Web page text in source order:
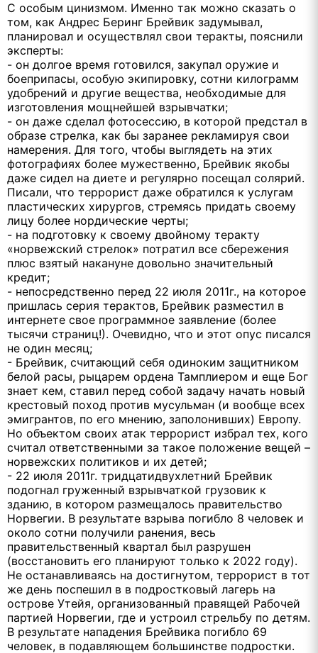
С особым цинизмом. Именно так можно сказать о
том, как Андрес Беринг Брейвик задумывал,
планировал и осуществлял свои теракты, пояснили
эксперты:
- он долгое время готовился, закупал оружие и
боеприпасы, особую экипировку, сотни килограмм
удобрений и другие вещества, необходимые для
изготовления мощнейшей взрывчатки;
- он даже сделал фотосессию, в которой предстал в
образе стрелка, как бы заранее рекламируя свои
намерения. Для того, чтобы выглядеть на этих
фотографиях более мужественно, Брейвик якобы
даже сидел на диете и регулярно посещал солярий.
Писали, что террорист даже обратился к услугам
пластических хирургов, стремясь придать своему
лицу более нордические черты;
- на подготовку к своему двойному теракту
«норвежский стрелок» потратил все сбережения
плюс взятый накануне довольно значительный
кредит;
- непосредственно перед 22 июля 2011г., на которое
пришлась серия терактов, Брейвик разместил в
интернете свое программное заявление (более
тысячи страниц!). Очевидно, что и этот опус писался
не один месяц;
- Брейвик, считающий себя одиноким защитником
белой расы, рыцарем ордена Тамплиером и еще Бог
знает кем, ставил перед собой задачу начать новый
крестовый поход против мусульман (и вообще всех
эмигрантов, по его мнению, заполонивших) Европу.
Но объектом своих атак террорист избрал тех, кого
считал ответственными за такое положение вещей –
норвежских политиков и их детей;
- 22 июля 2011г. тридцатидвухлетний Брейвик
подогнал груженный взрывчаткой грузовик к
зданию, в котором размещалось правительство
Норвегии. В результате взрыва погибло 8 человек и
около сотни получили ранения, весь
правительственный квартал был разрушен
(восстановить его планируют только к 2022 году).
Не останавливаясь на достигнутом, террорист в тот
же день поспешил в в подростковый лагерь на
острове Утейя, организованный правящей Рабочей
партией Норвегии, где и устроил стрельбу по детям.
В результате нападения Брейвика погибло 69
человек, в подавляющем большинстве подростки.